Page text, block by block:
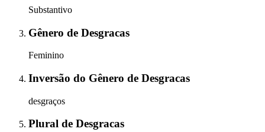
Substantivo
Gênero de Desgracas
Feminino
Inversão do Gênero de Desgracas
desgraços
Plural de Desgracas